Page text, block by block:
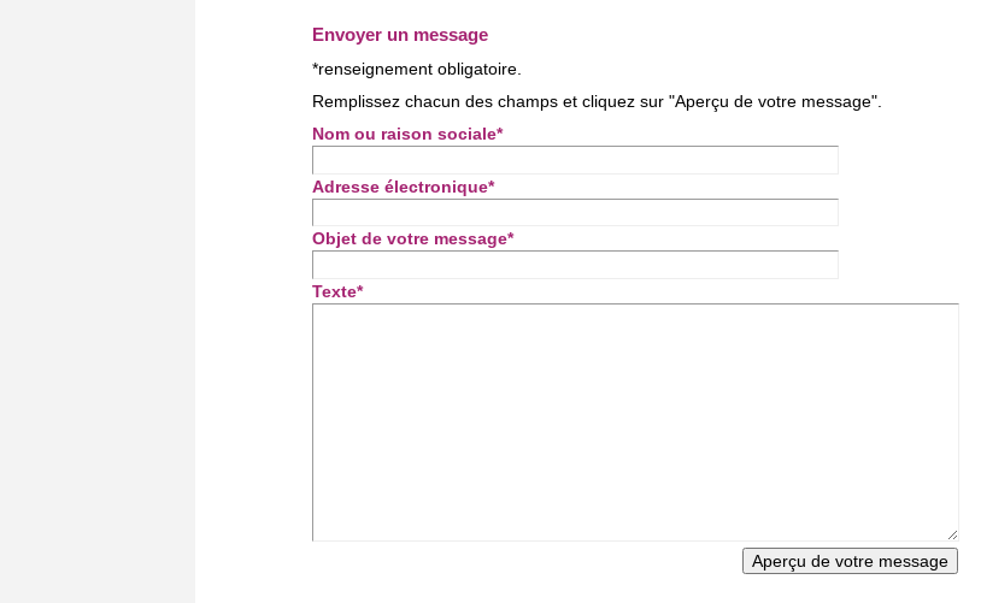
Envoyer un message
*renseignement obligatoire.
Remplissez chacun des champs et cliquez sur "Aperçu de votre message".
Nom ou raison sociale*
Adresse électronique*
Objet de votre message*
Texte*